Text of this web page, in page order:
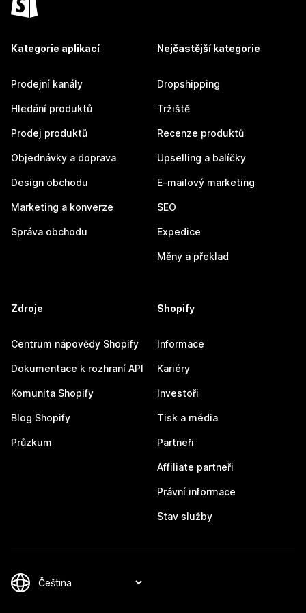
Kategorie aplikací
Prodejní kanály
Hledání produktů
Prodej produktů
Objednávky a doprava
Design obchodu
Marketing a konverze
Správa obchodu
Nejčastější kategorie
Dropshipping
Tržiště
Recenze produktů
Upselling a balíčky
E-mailový marketing
SEO
Expedice
Měny a překlad
Zdroje
Centrum nápovědy Shopify
Dokumentace k rozhraní API
Komunita Shopify
Blog Shopify
Průzkum
Shopify
Informace
Kariéry
Investoři
Tisk a média
Partneři
Affiliate partneři
Právní informace
Stav služby